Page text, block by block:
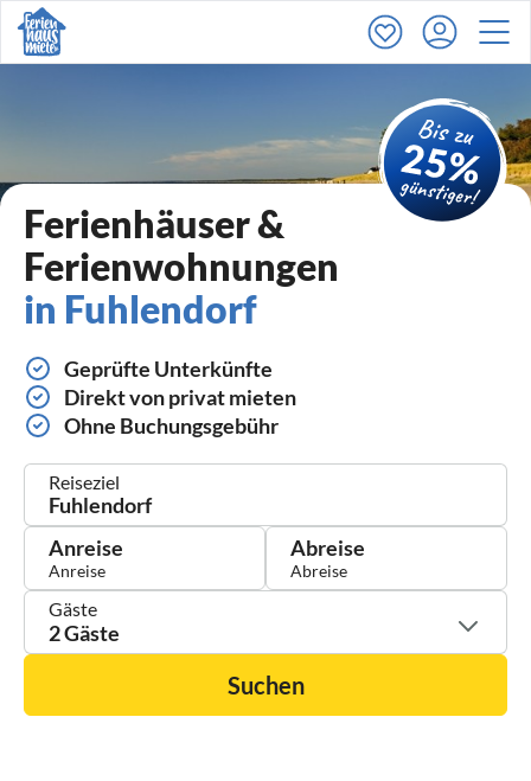
Ferienhäuser &
Ferienwohnungen
in Fuhlendorf
Geprüfte Unterkünfte
Direkt von privat mieten
Ohne Buchungsgebühr
Reiseziel
Anreise Abreise
Gäste
2 Gäste
Suchen